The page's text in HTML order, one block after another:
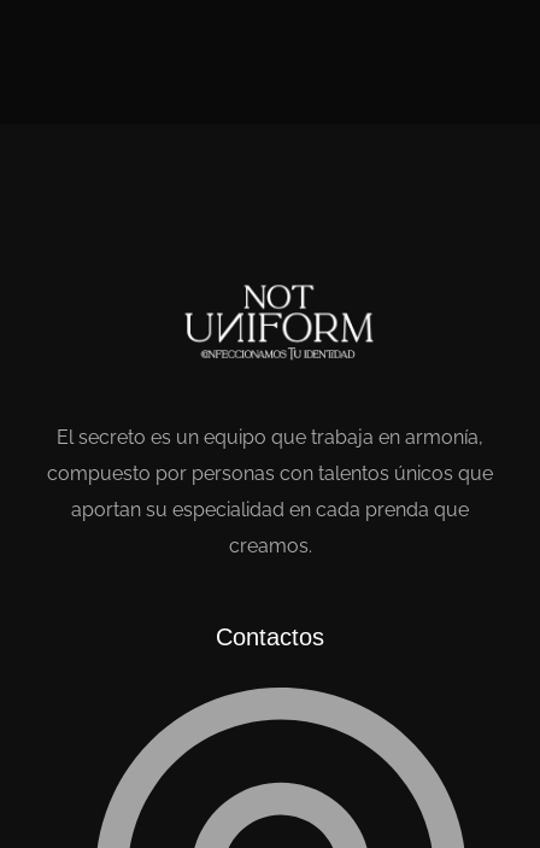
El secreto es un equipo que trabaja en armonía,
compuesto por personas con talentos únicos que
aportan su especialidad en cada prenda que
creamos.
Contactos